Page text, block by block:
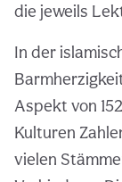
die jeweils
In der
Aspekt von
Kulturen
vielen